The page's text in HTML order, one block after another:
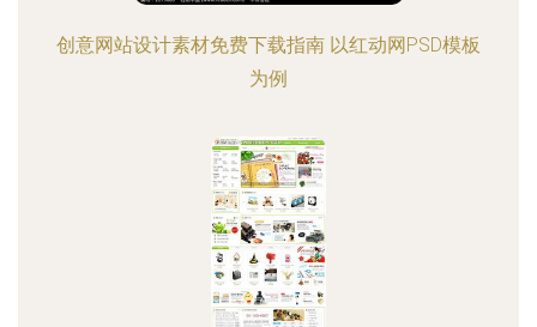
创意网站设计素材免费下载指南 以红动网PSD模板
为例